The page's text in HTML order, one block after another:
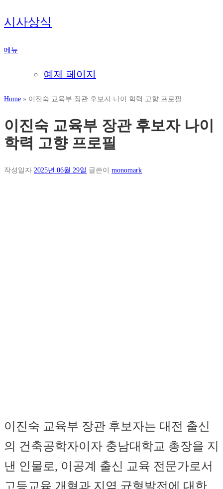
내
용
로
기
시사상식
메뉴
예제 페이지
Home » 이진숙 교육부 장관 후보자 나이 학력 고향 프로필
이진숙 교육부 장관 후보자 나이
학력 고향 프로필
작성일자 2025년 06월 29일 글쓴이 monomark
이진숙 교육부 장관 후보자는 대전 출신
의 건축공학자이자 충남대학교 총장을 지
낸 인물로, 이공계 출신 교육 전문가로서
고등교육 개혁과 지역 균형발전에 대한